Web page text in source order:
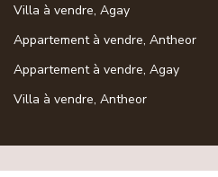
Villa à vendre, Agay
Appartement à vendre, Antheor
Appartement à vendre, Agay
Villa à vendre, Antheor